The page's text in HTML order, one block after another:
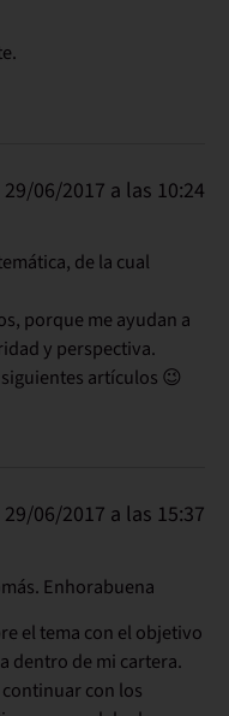
29/06/2017 a las 10:24
de la cual
porque me ayudan a
y perspectiva.
artículos 😉
29/06/2017 a las 15:37
Enhorabuena
el tema con el objetivo
dentro de mi cartera.
con los